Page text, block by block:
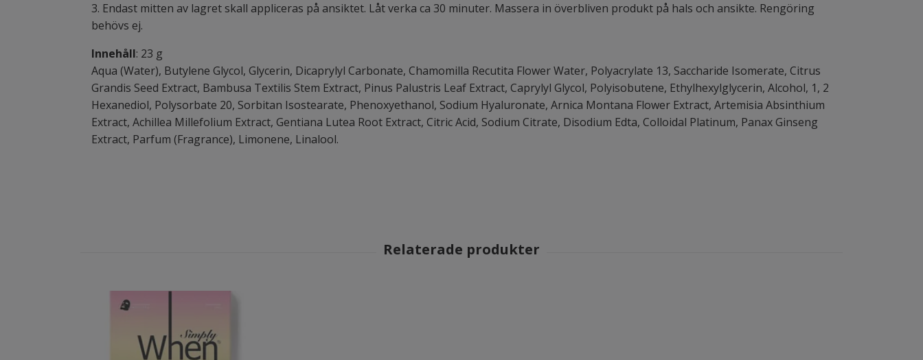
3. Endast mitten av lagret skall appliceras på ansiktet. Låt verka ca 30 minuter. Massera in överbliven produkt på hals och ansikte. Rengöring
behövs ej.
Innehåll: 23 g
Aqua (Water), Butylene Glycol, Glycerin, Dicaprylyl Carbonate, Chamomilla Recutita Flower Water, Polyacrylate 13, Saccharide Isomerate, Citrus
Grandis Seed Extract, Bambusa Textilis Stem Extract, Pinus Palustris Leaf Extract, Caprylyl Glycol, Polyisobutene, Ethylhexylglycerin, Alcohol, 1, 2
Hexanediol, Polysorbate 20, Sorbitan Isostearate, Phenoxyethanol, Sodium Hyaluronate, Arnica Montana Flower Extract, Artemisia Absinthium
Extract, Achillea Millefolium Extract, Gentiana Lutea Root Extract, Citric Acid, Sodium Citrate, Disodium Edta, Colloidal Platinum, Panax Ginseng
Extract, Parfum (Fragrance), Limonene, Linalool.